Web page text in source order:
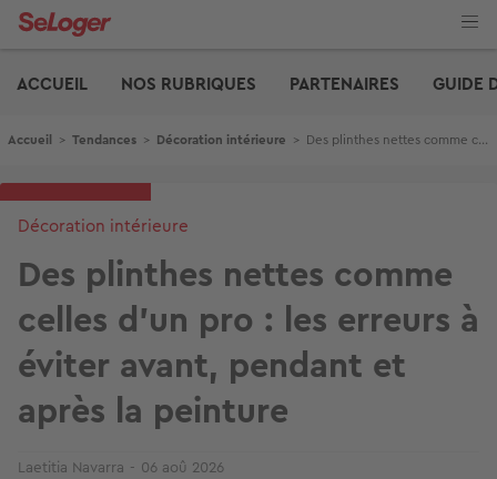
Aller
ACCUEIL
NOS RUBRIQUES PARTENAIRES GUIDE
Fil d'Ariane
Accueil > Tendances > Décoration intérieure > Des plinthes nettes comme celles d'un pro : les erreurs à éviter avant, pendant et après la peinture
Décoration intérieure
Des plinthes nettes comme
celles d'un pro : les erreurs à
éviter avant, pendant et
après la peinture
Laetitia Navarra 06 aoû 2026